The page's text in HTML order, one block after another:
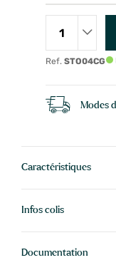
Ref. STO04CG
Modes
Caractéristiques
Infos colis
Documentation